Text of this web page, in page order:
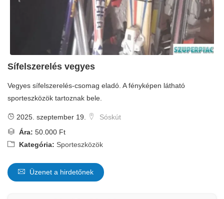
Sífelszerelés vegyes
Vegyes sífelszerelés-csomag eladó. A fényképen látható
sporteszközök tartoznak bele.
2025. szeptember 19.
Sóskút
Ára: 50.000 Ft
Kategória: Sporteszközök
Üzenet a hirdetőnek